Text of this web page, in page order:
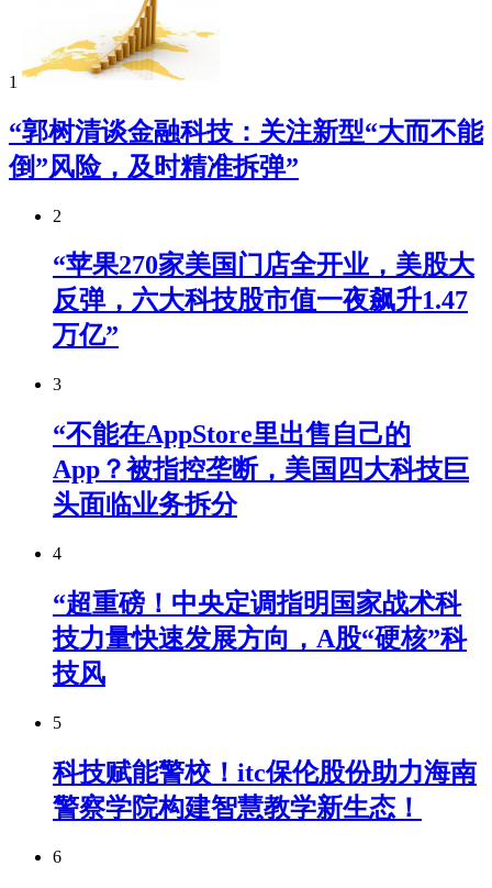
1
“郭树清谈金融科技：关注新型“大而不能
倒”风险，及时精准拆弹”
2
“苹果270家美国门店全开业，美股大
反弹，六大科技股市值一夜飙升1.47
万亿”
3
“不能在AppStore里出售自己的
App？被指控垄断，美国四大科技巨
头面临业务拆分
4
“超重磅！中央定调指明国家战术科
技力量快速发展方向，A股“硬核”科
技风
5
科技赋能警校！itc保伦股份助力海南
警察学院构建智慧教学新生态！
6